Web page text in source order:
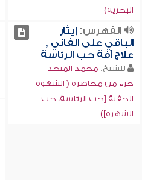
البحرية)
الفهرس:إيثار
الباقي على الفاني ,
علاج آفة حب الرئاسة
للشيخ: محمد المنجد
جزء من محاضرة ( الشهوة
الخفية [حب الرئاسة، حب
الشهرة])